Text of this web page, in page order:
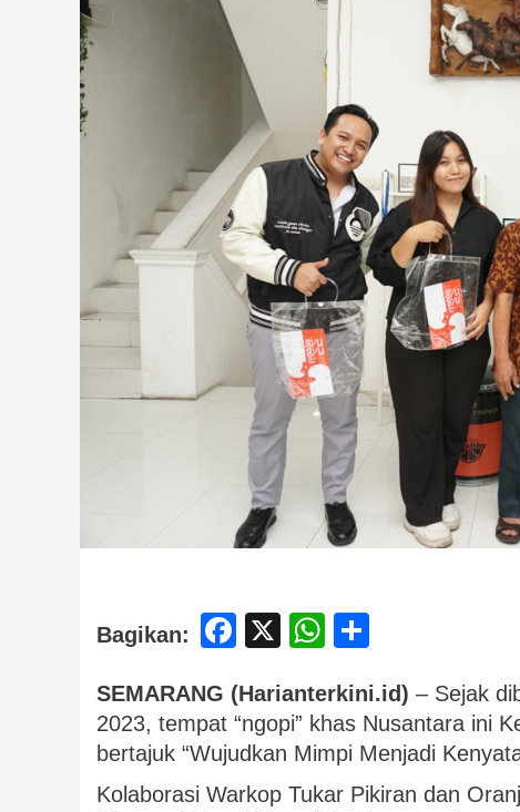
Bagikan: Facebook
X WhatsApp
SEMARANG (Harianterkini.id) – Sejak
2023, tempat “ngopi” khas Nusantara ini
bertajuk “Wujudkan Mimpi Menjadi
Kolaborasi Warkop Tukar Pikiran dan